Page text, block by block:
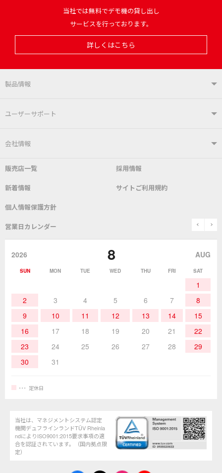
当社では無料でデモ機の貸し出し
サービスを行っております。
詳しくはこちら
製品情報
製品情報TOP
はんだ付けシステム
こて先 自動はんだ送り装置
表面実装/SMT関連
作業環境／材料
ユーザーサポート
ユーザーサポートTOP
よくあるご質問 デモ機貸し出しサービス
SDS(MSDS)製品
取扱説明書
該非説明発行の申込み
会社情報
会社概要 社長あいさつ
グットのあゆみ
販売店一覧 採用情報
新着情報 サイトご利用規約
個人情報保護方針
営業日カレンダー prev
2026 8 AUG
SUN MON TUE WED THU FRI SAT
1
2
3 4 5 6 7
8
9
10 11 12 13 14
15
16
17 18 19 20 21
22
23
24 25 26 27 28
29
30
31
定休日
当社は、マネジメントシステム認定
機関デュフラインランドTÜV Rheinla
ndによりISO9001:2015要求事項の適
合を認証されています。（国内拠点限
定）